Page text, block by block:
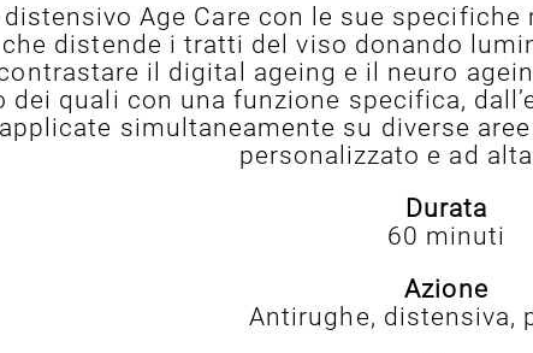
Age Care con le sue
distende i tratti del viso donando
il digital ageing e il neuro
quali con una funzione specifica,
simultaneamente su diverse
personalizzato e ad
Durata
60 minuti
Azione
Antirughe, distensiva,